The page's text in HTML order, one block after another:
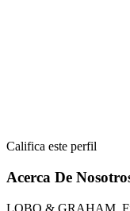
Califica este perfil
Acerca De
LOBO & GRAHAM,